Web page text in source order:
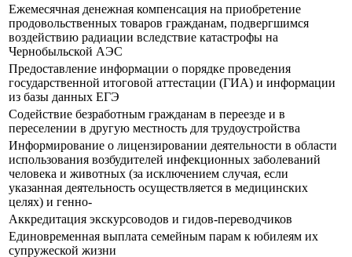
Ежемесячная денежная компенсация на приобретение
продовольственных товаров гражданам, подвергшимся
воздействию радиации вследствие катастрофы на
Чернобыльской АЭС
Предоставление информации о порядке проведения
государственной итоговой аттестации (ГИА) и информации
из базы данных ЕГЭ
Содействие безработным гражданам в переезде и в
переселении в другую местность для трудоустройства
Информирование о лицензировании деятельности в области
использования возбудителей инфекционных заболеваний
человека и животных (за исключением случая, если
указанная деятельность осуществляется в медицинских
целях) и генно-
Аккредитация экскурсоводов и гидов-переводчиков
Единовременная выплата семейным парам к юбилеям их
супружеской жизни